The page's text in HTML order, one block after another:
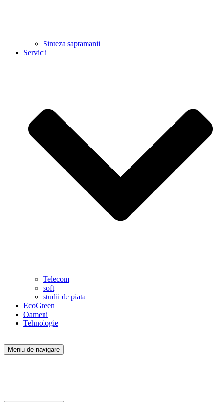
Sinteza saptamanii
Servicii
Telecom
soft
studii de piata
EcoGreen
Oameni
Tehnologie
Meniu de navigare